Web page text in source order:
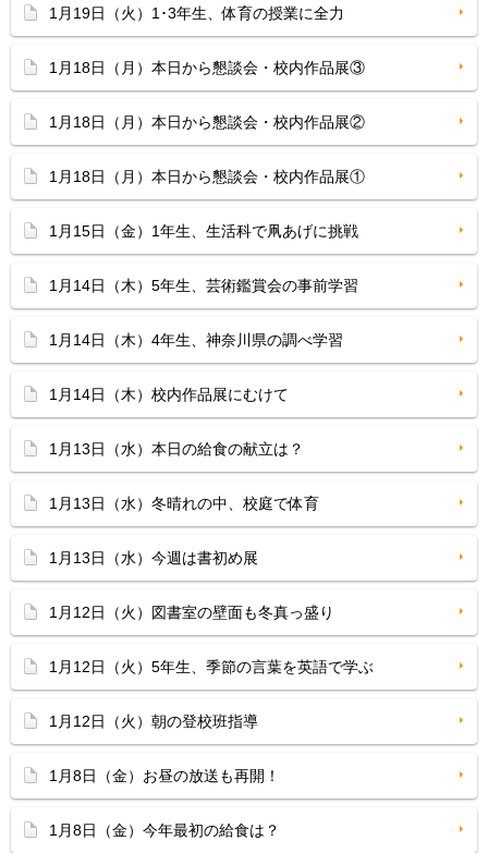
1月19日（火）1･3年生、体育の授業に全力
1月18日（月）本日から懇談会・校内作品展③
1月18日（月）本日から懇談会・校内作品展②
1月18日（月）本日から懇談会・校内作品展①
1月15日（金）1年生、生活科で凧あげに挑戦
1月14日（木）5年生、芸術鑑賞会の事前学習
1月14日（木）4年生、神奈川県の調べ学習
1月14日（木）校内作品展にむけて
1月13日（水）本日の給食の献立は？
1月13日（水）冬晴れの中、校庭で体育
1月13日（水）今週は書初め展
1月12日（火）図書室の壁面も冬真っ盛り
1月12日（火）5年生、季節の言葉を英語で学ぶ
1月12日（火）朝の登校班指導
1月8日（金）お昼の放送も再開！
1月8日（金）今年最初の給食は？